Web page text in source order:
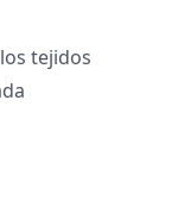
tejidos